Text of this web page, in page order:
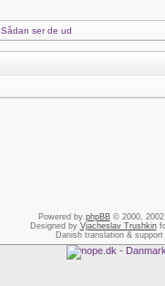
Sådan ser de ud
Powered by phpBB© 2000,
Designed by Vjacheslav Trushkin
Danish translation & support